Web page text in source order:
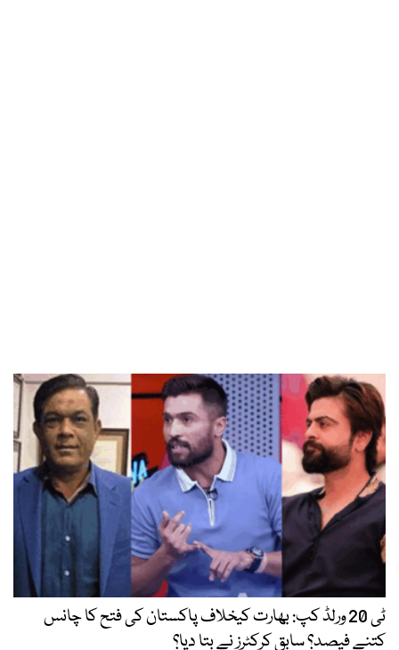
ٹی 20 ورلڈ کپ: بھارت کیخلاف پاکستان کی فتح کا چانس
کتنے فیصد؟ سابق کرکٹرز نے بتا دیا؟